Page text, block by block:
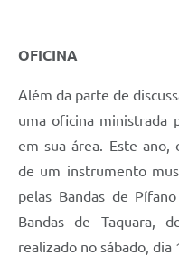
OFICINA
Além da parte de
uma oficina ministrada
em sua área. Este ano,
de um instrumento
pelas Bandas de
Bandas de Taquara,
realizado no sábado, dia